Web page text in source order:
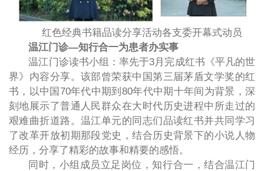
红色经典书籍品读分享活动各支委开幕式动员
温江门诊—知行合一为患者办实事
温江门诊读书小组：率先于3月完成红书《平凡的世
界》内容分享。该部曾荣获中国第三届茅盾文学奖的红
书，以中国70年代中期到80年代中期十年间为背景，深
刻地展示了普通人民群众在大时代历史进程中所走过的
艰难曲折道路。温江单元的同志们品读红书并共同学习
了改革开放初期那段党史，结合历史背景下的小说人物
经历，分享了精彩的故事和精要的感悟。
同时，小组成员立足岗位，知行合一，结合温江门